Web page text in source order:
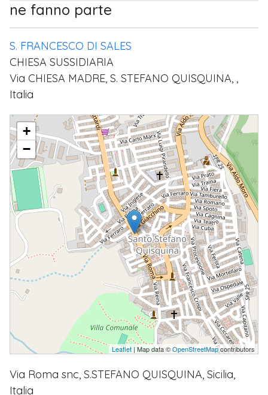
ne fanno parte
S. FRANCESCO DI SALES
CHIESA SUSSIDIARIA
Via CHIESA MADRE, S. STEFANO QUISQUINA, ,
Italia
B.M.V. DEL CARMELO
+
−
Leaflet | Map data ©OpenStreetMapcontributors
Via Roma snc, S.STEFANO QUISQUINA, Sicilia,
Italia